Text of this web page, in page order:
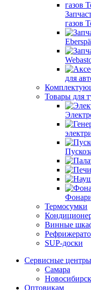
газов
для
Товары для
Термосумки
Винные
SUP-доски
Сервисные центры
Самара
Новосибирск
Оптовикам